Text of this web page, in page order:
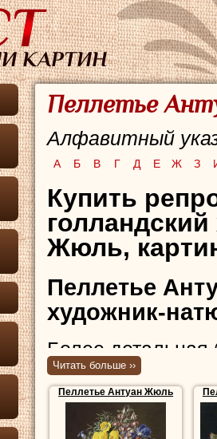
Пеллетье
Алфавитный
А Б В Г Д Е Ж З
Купить
Жюль,
Пеллетье
художник-
Более детальная
Картины
голландский
картины
Читать больше ››
Пеллетье Антуан Жюль